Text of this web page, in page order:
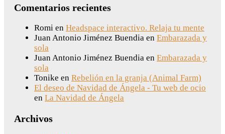
Comentarios recientes
Romi en Headspace interactivo. Relaja tu mente
Juan Antonio Jiménez Buendia en Embarazada y
sola
Juan Antonio Jiménez Buendia en Embarazada y
sola
Tonike en Rebelión en la granja (Animal Farm)
El deseo de Navidad de Ángela - Tu web de ocio
en La Navidad de Ángela
Archivos